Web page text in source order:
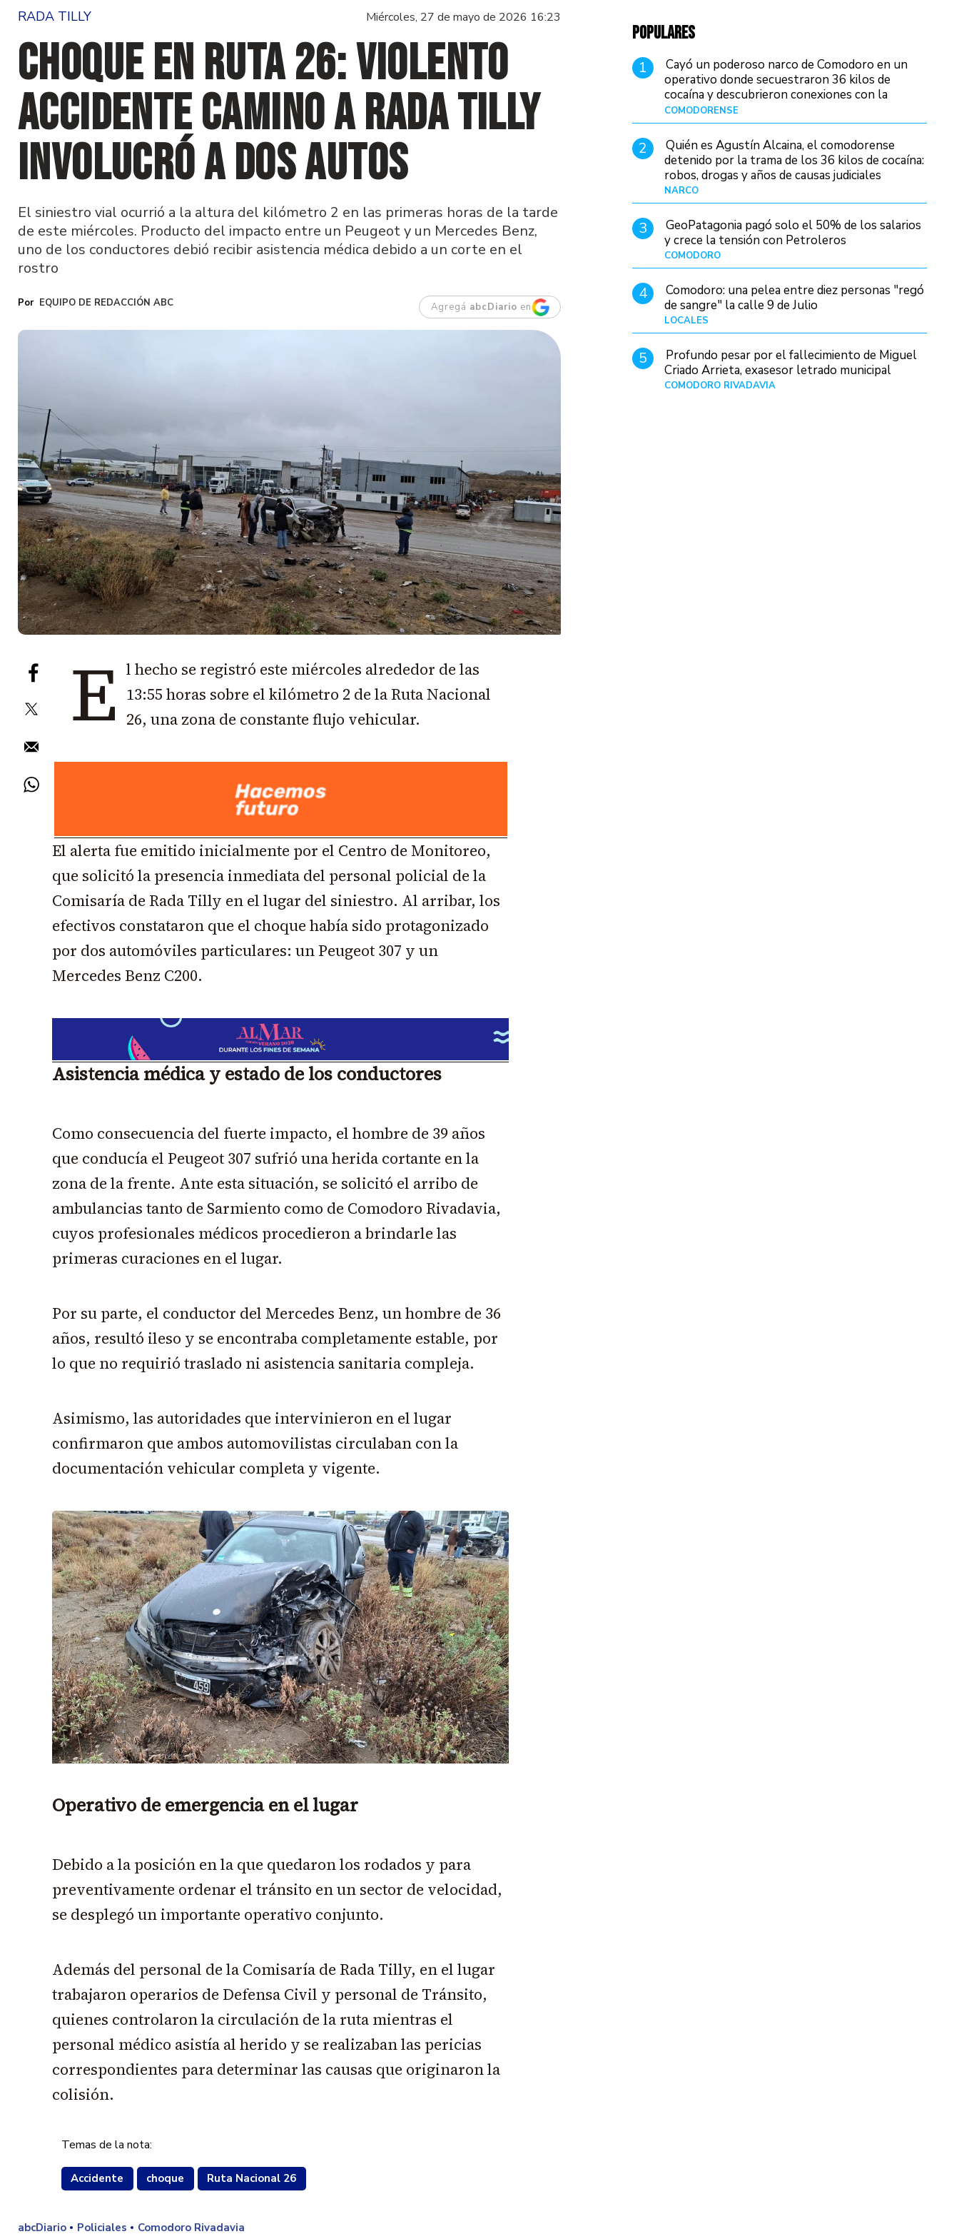
RADA TILLY Miércoles, 27 de mayo de 2026 16:23
Choque en Ruta 26: violento
accidente camino a Rada Tilly
involucró a dos autos
El siniestro vial ocurrió a la altura del kilómetro 2 en las primeras horas de la tarde
de este miércoles. Producto del impacto entre un Peugeot y un Mercedes Benz,
uno de los conductores debió recibir asistencia médica debido a un corte en el
rostro
EQUIPO DE REDACCIÓN ABC Agregá abcDiario en
E l hecho se registró este miércoles alrededor de las
13:55 horas sobre el kilómetro 2 de la Ruta Nacional
26, una zona de constante flujo vehicular.
El alerta fue emitido inicialmente por el Centro de Monitoreo,
que solicitó la presencia inmediata del personal policial de la
Comisaría de Rada Tilly en el lugar del siniestro. Al arribar, los
efectivos constataron que el choque había sido protagonizado
por dos automóviles particulares: un Peugeot 307 y un
Mercedes Benz C200.
Asistencia médica y estado de los conductores
Como consecuencia del fuerte impacto, el hombre de 39 años
que conducía el Peugeot 307 sufrió una herida cortante en la
zona de la frente. Ante esta situación, se solicitó el arribo de
ambulancias tanto de Sarmiento como de Comodoro Rivadavia,
cuyos profesionales médicos procedieron a brindarle las
primeras curaciones en el lugar.
Por su parte, el conductor del Mercedes Benz, un hombre de 36
años, resultó ileso y se encontraba completamente estable, por
lo que no requirió traslado ni asistencia sanitaria compleja.
Asimismo, las autoridades que intervinieron en el lugar
confirmaron que ambos automovilistas circulaban con la
documentación vehicular completa y vigente.
Operativo de emergencia en el lugar
Debido a la posición en la que quedaron los rodados y para
preventivamente ordenar el tránsito en un sector de velocidad,
se desplegó un importante operativo conjunto.
Además del personal de la Comisaría de Rada Tilly, en el lugar
trabajaron operarios de Defensa Civil y personal de Tránsito,
quienes controlaron la circulación de la ruta mientras el
personal médico asistía al herido y se realizaban las pericias
correspondientes para determinar las causas que originaron la
colisión.
Temas de la nota:
Accidente choque Ruta Nacional 26
POPULARES
1
Cayó un poderoso narco de Comodoro en un
operativo donde secuestraron 36 kilos de
cocaína y descubrieron conexiones con la
Patagonia
COMODORENSE
2
Quién es Agustín Alcaina, el comodorense
detenido por la trama de los 36 kilos de cocaína:
robos, drogas y años de causas judiciales
NARCO
3
GeoPatagonia pagó solo el 50% de los salarios
y crece la tensión con Petroleros
COMODORO
4
Comodoro: una pelea entre diez personas "regó
de sangre" la calle 9 de Julio
LOCALES
5
Profundo pesar por el fallecimiento de Miguel
Criado Arrieta, exasesor letrado municipal
COMODORO RIVADAVIA
abcDiario Policiales Comodoro Rivadavia